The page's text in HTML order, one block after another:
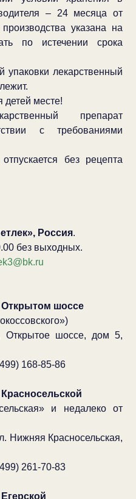
– 24 месяца от
указана на
по истечении срока
упаковки лекарственный
детей месте!
препарат
с требованиями
без рецепта
Россия.
без выходных.
Открытом шоссе
Открытое шоссе, дом 5,
168-85-86
и недалеко от
Нижняя Красносельская,
261-70-83